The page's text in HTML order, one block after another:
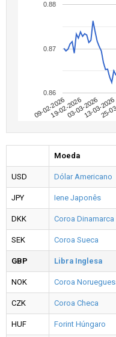
09-02-202619-02-202603-03-202613-03-2026
25-
0.86
0.87
0.88
Moeda
USD Dólar Americano
JPY Iene Japonês
DKK Coroa Dinamarca
SEK Coroa Sueca
GBP Libra Inglesa
NOK Coroa
CZK Coroa Checa
HUF Forint Húngaro